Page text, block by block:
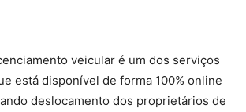
veicular é um dos serviços
está disponível de forma 100% online
deslocamento dos proprietários de